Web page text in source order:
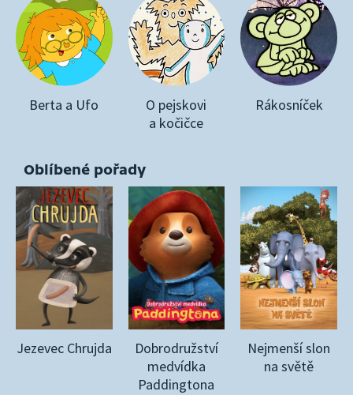
Berta a Ufo
O pejskovi
a kočičce
Rákosníček
Oblíbené pořady
Jezevec Chrujda
Dobrodružství
medvídka
Paddingtona
Nejmenší slon
na světě